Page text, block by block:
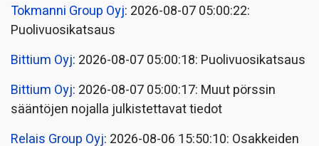
Tokmanni Group Oyj: 2026-08-07 05:00:22:
Puolivuosikatsaus
Bittium Oyj: 2026-08-07 05:00:18: Puolivuosikatsaus
Bittium Oyj: 2026-08-07 05:00:17: Muut pörssin
sääntöjen nojalla julkistettavat tiedot
Relais Group Oyj: 2026-08-06 15:50:10: Osakkeiden